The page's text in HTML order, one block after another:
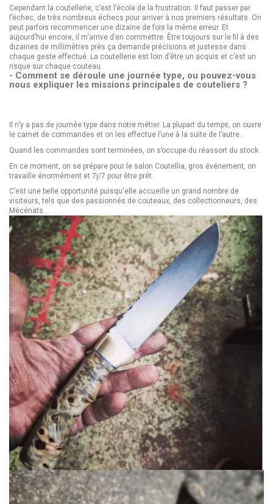
Cependant la coutellerie, c’est l’école de la frustration. Il faut passer par
l’échec, de très nombreux échecs pour arriver à nos premiers résultats. On
peut parfois recommencer une dizaine de fois la même erreur. Et
aujourd’hui encore, il m’arrive d’en commettre. Être toujours sur le fil à des
dizaines de millimètres près ça demande précisions et justesse dans
chaque geste effectué. La coutellerie est loin d’être un acquis et c’est un
risque sur chaque couteau.
- Comment se déroule une journée type, ou pouvez-vous
nous expliquer les missions principales de couteliers ?
Il n’y a pas de journée type dans notre métier. La plupart du temps, on ouvre
le carnet de commandes et on les effectue l’une à la suite de l’autre.
Quand les commandes sont terminées, on s’occupe du réassort du stock.
En ce moment, on se prépare pour le salon Coutellia, gros événement, on
travaille énormément et 7j/7 pour être prêt.
C’est une belle opportunité puisqu'elle accueille un grand nombre de
visiteurs, tels que des passionnés de couteaux, des collectionneurs, des
Mécénats…